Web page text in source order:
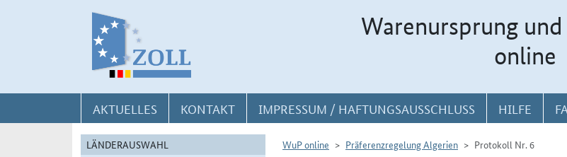
Warenursprung
online
AKTUELLES KONTAKT IMPRESSUM / HAFTUNGSAUSSCHLUSS HILFE
LÄNDERAUSWAHL WuP online Präferenzregelung Algerien Protokoll Nr. 6